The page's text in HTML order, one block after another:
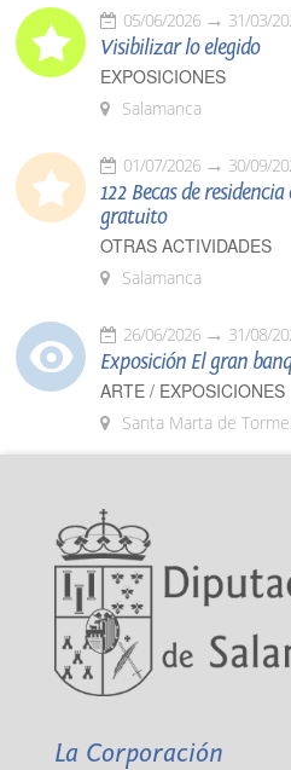
05/06/2026 31/03/
Visibilizar lo elegido
EXPOSICIONES
Salamanca
01/07/2026 30/09/
122 Becas de
gratuito
OTRAS ACTIVIDADES
Salamanca
26/06/2026 31/08/
Exposición El gran
ARTE / EXPOSICIONES
Santa Marta de
La Corporación